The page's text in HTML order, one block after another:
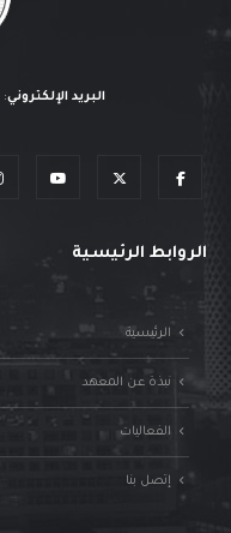
البريد الإلكتروني:
الروابط الرئيسية
الرئيسية
نبذة عن المعهد
الفعاليات
إتصل بنا